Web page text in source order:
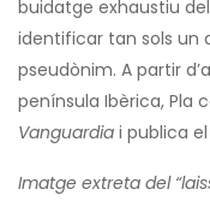
buidatge exhaustiu
identificar tan sols un
pseudònim. A partir
península Ibèrica, Pla
Vanguardia i publica
Imatge extreta del